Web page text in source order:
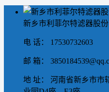
新乡市利菲尔特滤器股
电 话： 17530732603
邮 箱：
地 址： 河南省新乡市市